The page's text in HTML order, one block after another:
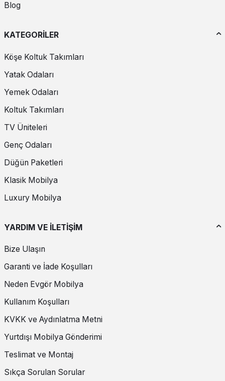
Blog
KATEGORİLER
Köşe Koltuk Takımları
Yatak Odaları
Yemek Odaları
Koltuk Takımları
TV Üniteleri
Genç Odaları
Düğün Paketleri
Klasik Mobilya
Luxury Mobilya
YARDIM VE İLETİŞİM
Bize Ulaşın
Garanti ve İade Koşulları
Neden Evgör Mobilya
Kullanım Koşulları
KVKK ve Aydınlatma Metni
Yurtdışı Mobilya Gönderimi
Teslimat ve Montaj
Sıkça Sorulan Sorular